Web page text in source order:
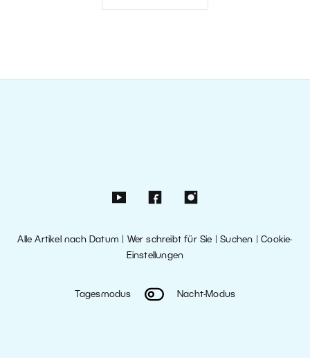
Alle Artikel nach Datum Wer schreibt für Sie |Suchen |Cookie-
Einstellungen
Tagesmodus Nacht-Modus